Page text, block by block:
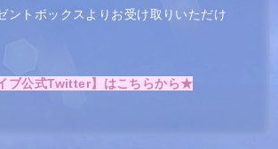
ントボックスよりお受け取りいただけ
イブ公式Twitter】はこちらから★